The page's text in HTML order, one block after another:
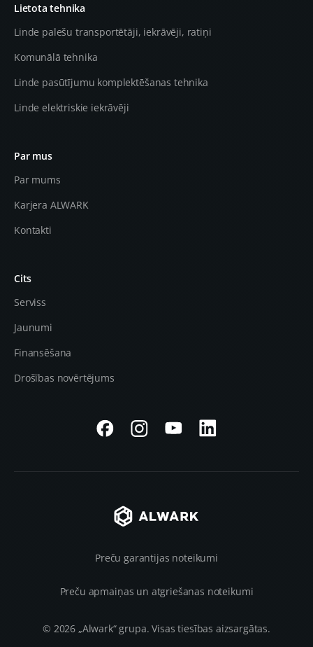
Lietota tehnika
Linde palešu transportētāji, iekrāvēji, ratiņi
Komunālā tehnika
Linde pasūtījumu komplektēšanas tehnika
Linde elektriskie iekrāvēji
Par mus
Par mums
Karjera ALWARK
Kontakti
Cits
Serviss
Jaunumi
Finansēšana
Drošības novērtējums
© 2026 „Alwark“ grupa. Visas tiesības aizsargātas.
Preču garantijas noteikumi
Preču apmaiņas un atgriešanas noteikumi